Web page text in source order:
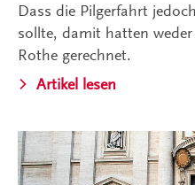
Dass die Pilgerfahrt
sollte, damit hatten
Rothe gerechnet.
Artikel lesen